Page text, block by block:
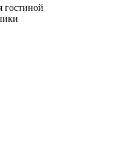
гостиной